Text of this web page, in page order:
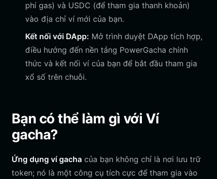
phí gas) và USDC (để tham gia thanh khoản)
vào địa chỉ ví mới của bạn.
Kết nối với DApp: Mở trình duyệt DApp tích hợp,
điều hướng đến nền tảng PowerGacha chính
thức và kết nối ví của bạn để bắt đầu tham gia
xổ số trên chuỗi.
Bạn có thể làm gì với Ví
gacha?
Ứng dụng ví gacha của bạn không chỉ là nơi lưu trữ
token; nó là một công cụ tích cực để tham gia vào